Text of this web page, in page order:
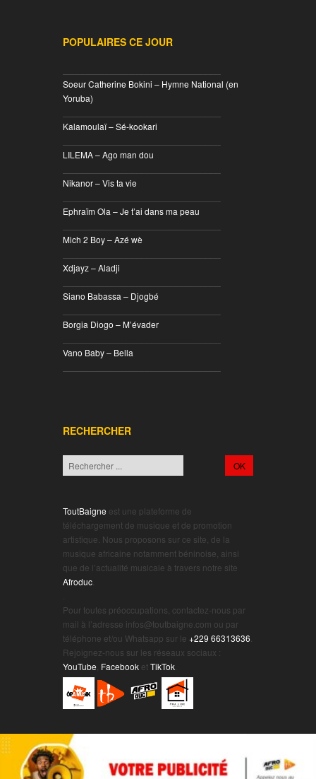
POPULAIRES CE JOUR
Soeur Catherine Bokini – Hymne National (en
Yoruba)
Kalamoulaï – Sé-kookari
LILEMA – Ago man dou
Nikanor – Vis ta vie
Ephraïm Ola – Je t’ai dans ma peau
Mich 2 Boy – Azé wè
Xdjayz – Aladji
Siano Babassa – Djogbé
Borgia Diogo – M’évader
Vano Baby – Bella
RECHERCHER
ToutBaigne est une plateforme de
téléchargement de musique et de promotion
artistique. Nous proposons sur ce site, de la
musique africaine notamment béninoise, ainsi
que de l’actualité musicale à travers notre site
Afroduc
Pour toutes préoccupations, contactez-nous par
mail à l’adresse infos@toutbaigne.com ou par
téléphone et/ou Whatsapp sur le +229 66313636
Rejoignez-nous sur les réseaux sociaux :
YouTube Facebook etTikTok